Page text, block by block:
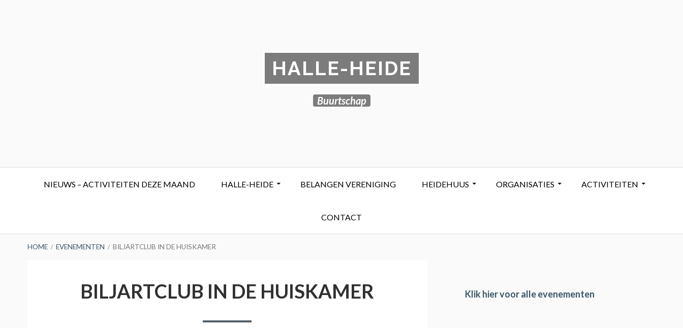
HALLE-HEIDE
Buurtschap
PrimaryNIEUWS – ACTIVITEITEN DEZE MAAND HALLE-HEIDE BELANGEN VERENIGING HEIDEHUUS ORGANISATIES ACTIVITEITEN
CONTACT
BREADCRUMBS
HOME EVENEMENTEN BILJARTCLUB IN DE HUISKAMER
BILJARTCLUB IN DE HUISKAMER
Sidebar
Klik hier voor alle evenementen